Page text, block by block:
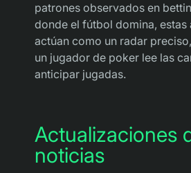
patrones observados en
donde el fútbol domina,
actúan como un radar
un jugador de poker lee las
anticipar jugadas.
Actualizaciones
noticias